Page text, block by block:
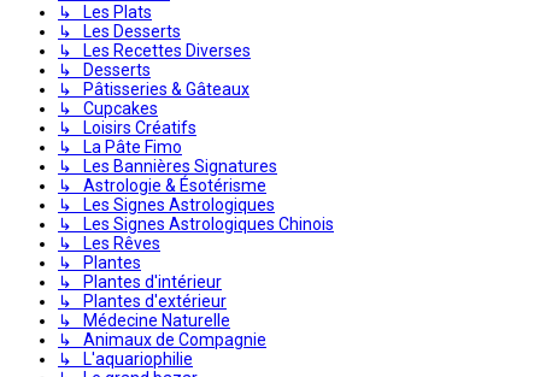
↳ Les Plats
↳ Les Desserts
↳ Les Recettes Diverses
↳ Desserts
↳ Pâtisseries & Gâteaux
↳ Cupcakes
↳ Loisirs Créatifs
↳ La Pâte Fimo
↳ Les Bannières Signatures
↳ Astrologie & Ésotérisme
↳ Les Signes Astrologiques
↳ Les Signes Astrologiques Chinois
↳ Les Rêves
↳ Plantes
↳ Plantes d'intérieur
↳ Plantes d'extérieur
↳ Médecine Naturelle
↳ Animaux de Compagnie
↳ L'aquariophilie